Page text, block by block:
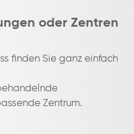
oder Zentren
finden Sie ganz einfach
Zentrum.